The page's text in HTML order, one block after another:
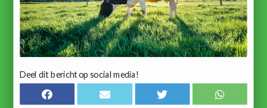
Deel dit bericht op social media!